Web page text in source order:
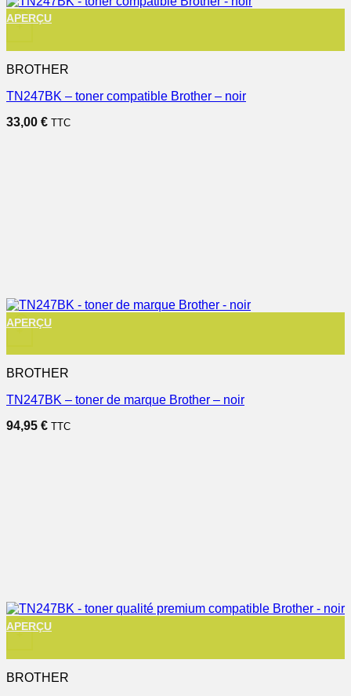
+
APERÇU
BROTHER
TN247BK – toner compatible Brother – noir
33,00 € TTC
+
APERÇU
BROTHER
TN247BK – toner de marque Brother – noir
94,95 € TTC
+
APERÇU
BROTHER